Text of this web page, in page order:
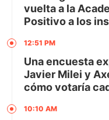
vuelta a la
Positivo a los
12:51 PM
Una encuesta
Javier Milei y
cómo votaría
10:10 AM